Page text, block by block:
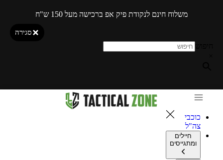
משלוח חינם לנקודת פיק אפ ברכישה מעל 150 ש"ח
סגירה
כוכבי
צה"ל
חיילים
ומתגייסים